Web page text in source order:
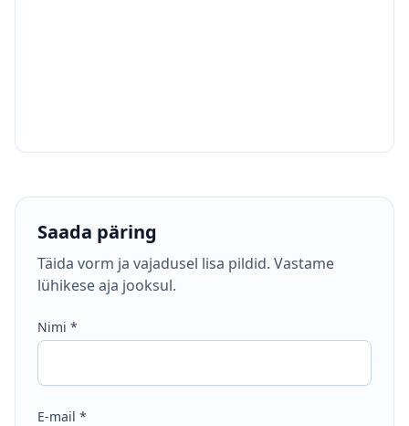
Saada päring
Täida vorm ja vajadusel lisa pildid. Vastame
lühikese aja jooksul.
Nimi *
E-mail *